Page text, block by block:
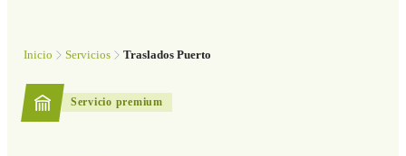
Inicio Servicios Traslados Puerto
Servicio premium